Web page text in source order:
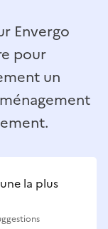
Envergo
pour
un
la plus